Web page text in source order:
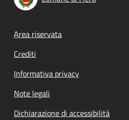
Footer menu
Area riservata
Crediti
Informativa privacy
Note legali
Dichiarazione di accessibilità